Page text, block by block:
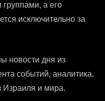
а его
исключительно за
новости дня из
событий, аналитика,
Израиля и мира.